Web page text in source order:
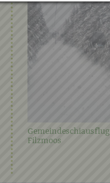
Gemeindeschiausflug
Filzmoos